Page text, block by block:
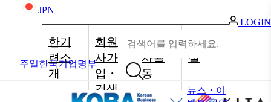
한기
련소
개
회원
사가
입・
검색
회원
사활
동
자료
실
뉴스・이
주일한국기업명부
JPN
LOGIN